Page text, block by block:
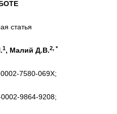
статья
1, Малий Д.В.2, *
7580-069X;
9864-9208;